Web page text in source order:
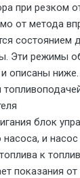
при резком
от метода
состоянием
Эти режимы
описаны ниже.
блок
насоса, и
к
показания